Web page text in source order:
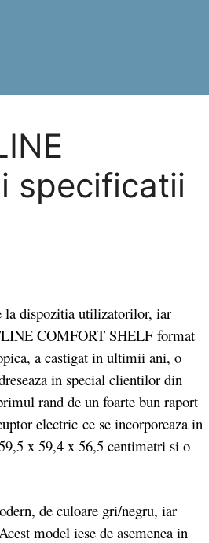
specificatii
la dispozitia utilizatorilor, iar
COMFORT SHELF format
a castigat in ultimii ani, o
in special clientilor din
rand de un foarte bun raport
electric ce se incorporeaza in
x 59,4 x 56,5 centimetri si o
de culoare gri/negru, iar
model iese de asemenea in